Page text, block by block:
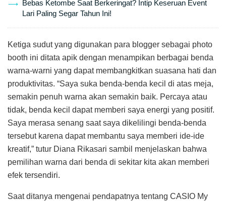
Bebas Ketombe Saat Berkeringat? Intip Keseruan Event
Lari Paling Segar Tahun Ini!
Ketiga sudut yang digunakan para blogger sebagai photo
booth ini ditata apik dengan menampikan berbagai benda
warna-warni yang dapat membangkitkan suasana hati dan
produktivitas. “Saya suka benda-benda kecil di atas meja,
semakin penuh warna akan semakin baik. Percaya atau
tidak, benda kecil dapat memberi saya energi yang positif.
Saya merasa senang saat saya dikelilingi benda-benda
tersebut karena dapat membantu saya memberi ide-ide
kreatif,” tutur Diana Rikasari sambil menjelaskan bahwa
pemilihan warna dari benda di sekitar kita akan memberi
efek tersendiri.
Saat ditanya mengenai pendapatnya tentang CASIO My